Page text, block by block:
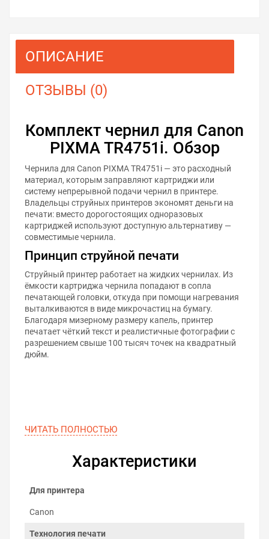
ОПИСАНИЕ
ОТЗЫВЫ (0)
Комплект чернил для Canon
PIXMA TR4751i. Обзор
Чернила для Canon PIXMA TR4751i — это расходный
материал, которым заправляют картриджи или
систему непрерывной подачи чернил в принтере.
Владельцы струйных принтеров экономят деньги на
печати: вместо дорогостоящих одноразовых
картриджей используют доступную альтернативу —
совместимые чернила.
Принцип струйной печати
Струйный принтер работает на жидких чернилах. Из
ёмкости картриджа чернила попадают в сопла
печатающей головки, откуда при помощи нагревания
выталкиваются в виде микрочастиц на бумагу.
Благодаря мизерному размеру капель, принтер
печатает чёткий текст и реалистичные фотографии с
разрешением свыше 100 тысяч точек на квадратный
дюйм.
ЧИТАТЬ ПОЛНОСТЬЮ
Характеристики
Для принтера
Canon
Технология печати